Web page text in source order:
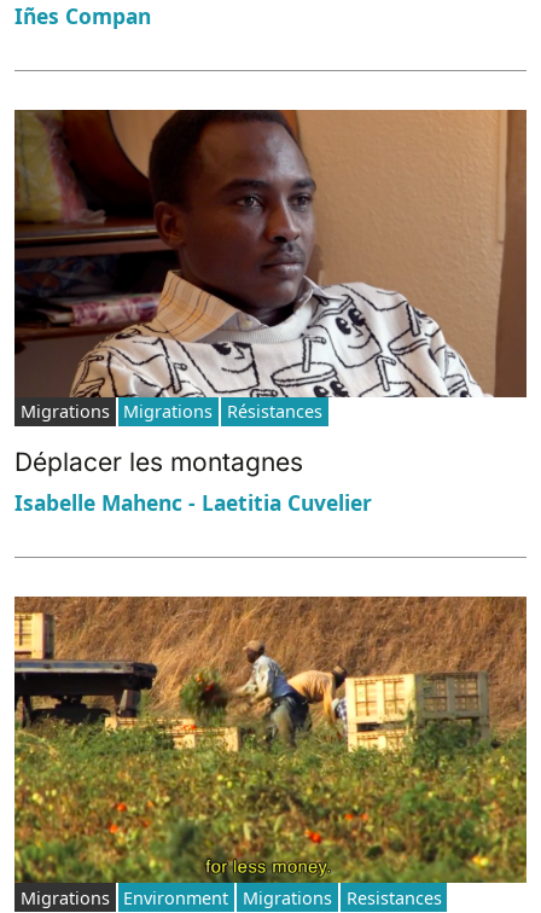
Iñes Compan
Migrations Migrations Résistances
Déplacer les montagnes
Isabelle Mahenc - Laetitia Cuvelier
Migrations Environment Migrations Resistances